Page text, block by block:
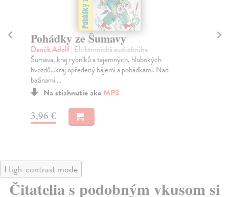
Pohádky ze Šumavy
Daněk Adolf| Elektronická audiokniha
Šumava, kraj rybníků a tajemných, hlubokých
hvozdů...kraj opředený bájemi a pohádkami. Nad
bažinami ...
Na stiahnutie akoMP3
3,96 €
High-contrast mode
Čitatelia s podobným vkusom si